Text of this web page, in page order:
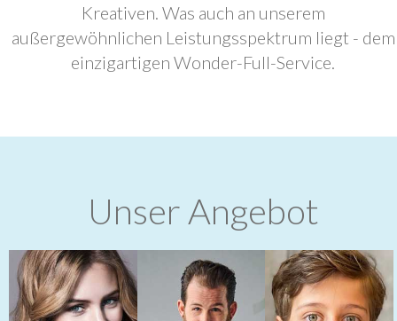
Kreativen. Was auch an unserem
außergewöhnlichen Leistungsspektrum liegt - dem
einzigartigen Wonder-Full-Service.
Unser Angebot